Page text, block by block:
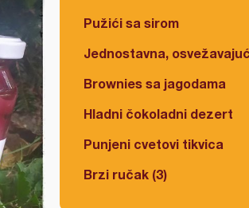
Pužići sa sirom
Jednostavna,
Brownies sa jagodama
Hladni čokoladni dezert
Punjeni cvetovi tikvica
Brzi ručak (3)